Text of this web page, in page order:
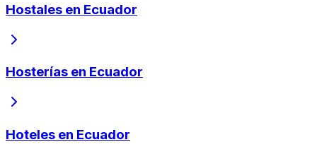
Hostales en Ecuador
Hosterías en Ecuador
Hoteles en Ecuador